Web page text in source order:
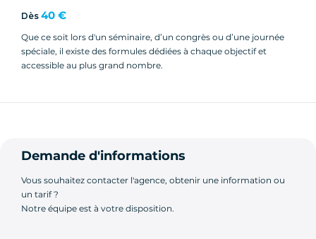
Dès 40 €
Que ce soit lors d'un séminaire, d’un congrès ou d’une journée
spéciale, il existe des formules dédiées à chaque objectif et
accessible au plus grand nombre.
Demande d'informations
Vous souhaitez contacter l'agence, obtenir une information ou
un tarif ?
Notre équipe est à votre disposition.